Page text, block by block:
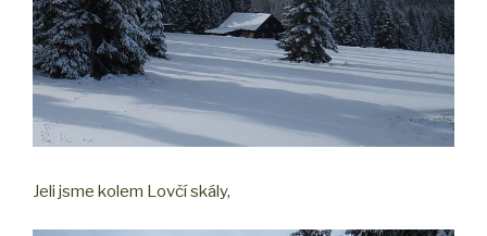
Jeli jsme kolem Lovčí skály,